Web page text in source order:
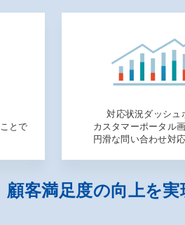
とで
対応状況ダッシュ
カスタマーポータル
円滑な問い合わせ対
客満足度の向上を実